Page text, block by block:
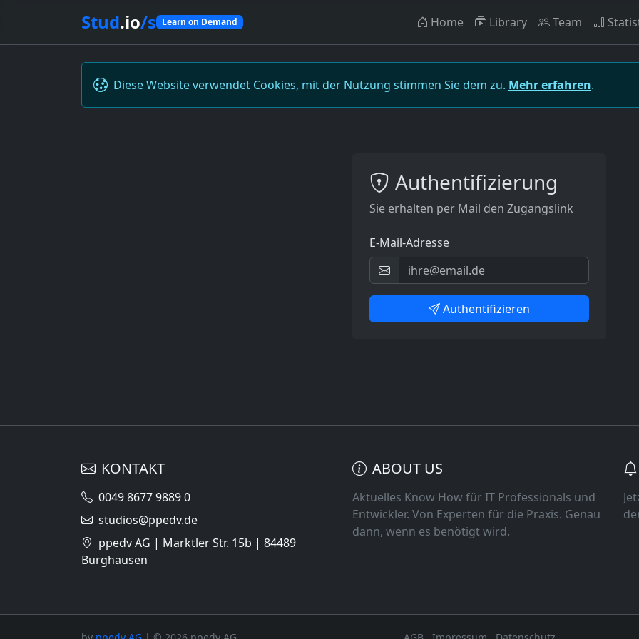
Stud.io/s Learn on Demand Home Library Team
Diese Website verwendet Cookies, mit der Nutzung stimmen Sie dem zu. Mehr erfahren.
Authentifizierung
Sie erhalten per Mail den Zugangslink
E-Mail-Adresse
Authentifizieren
KONTAKT
0049 8677 9889 0
studios@ppedv.de
ppedv AG | Marktler Str. 15b | 84489
Burghausen
ABOUT US
Aktuelles Know How für IT Professionals und
Entwickler. Von Experten für die Praxis. Genau
dann, wenn es benötigt wird.